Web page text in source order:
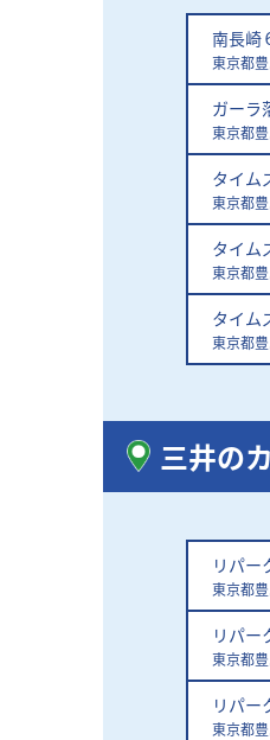
南長崎
東京都
ガーラ
東京都
タイム
東京都
タイム
東京都
タイム
東京都
三井の
リパー
東京都
リパー
東京都
リパー
東京都